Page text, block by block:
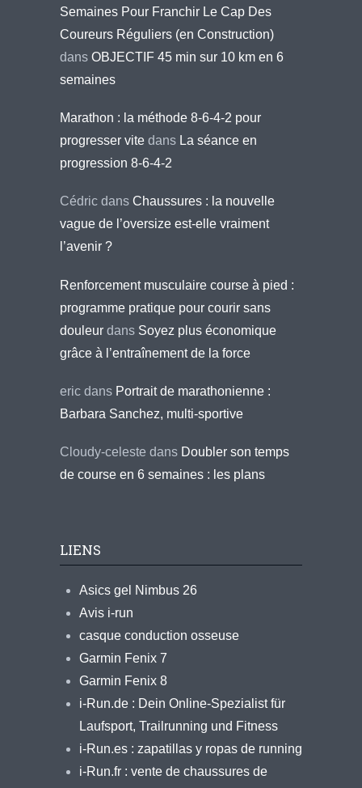
Semaines Pour Franchir Le Cap Des
Coureurs Réguliers (en Construction)
dans OBJECTIF 45 min sur 10 km en 6
semaines
Marathon : la méthode 8-6-4-2 pour
progresser vite dans La séance en
progression 8-6-4-2
Cédric dans Chaussures : la nouvelle
vague de l’oversize est-elle vraiment
l’avenir ?
Renforcement musculaire course à pied :
programme pratique pour courir sans
douleur dans Soyez plus économique
grâce à l’entraînement de la force
eric dans Portrait de marathonienne :
Barbara Sanchez, multi-sportive
Cloudy-celeste dans Doubler son temps
de course en 6 semaines : les plans
LIENS
Asics gel Nimbus 26
Avis i-run
casque conduction osseuse
Garmin Fenix 7
Garmin Fenix 8
i-Run.de : Dein Online-Spezialist für
Laufsport, Trailrunning und Fitness
i-Run.es : zapatillas y ropas de running
i-Run.fr : vente de chaussures de